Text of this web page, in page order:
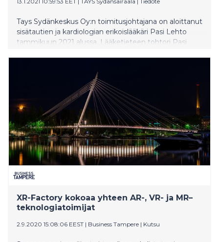
Tays Sydänkeskus Oy:n toimitusjohtajana on aloittanut
sisätautien ja kardiologian erikoislääkäri Pasi Lehto
tammikuun 2021 alussa. Lääketieteen tohtori Pasi
sairaalan johtaja näkee suomalaisen sydänhoidon
tulevaisuuden positiivisena, mutta aktiivista
kehittämistä vaativana.
XR-Factory kokoaa yhteen AR-, VR- ja MR–
teknologiatoimijat
2.9.2020 15:08:06 EEST | Business Tampere | Kutsu